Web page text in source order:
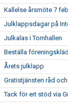
Kallelse årsmöte 7
Julklappsdagar på
Julkalas i Tornhallen
Beställa
Årets julklapp
Gratistjänsten råd
Tack för ert stöd via